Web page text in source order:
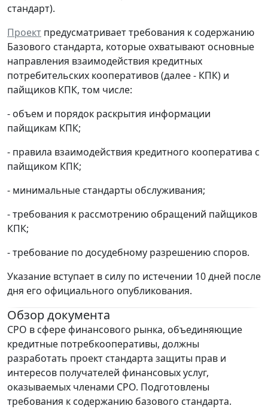
стандарт).
Проект предусматривает требования к содержанию
Базового стандарта, которые охватывают основные
направления взаимодействия кредитных
потребительских кооперативов (далее - КПК) и
пайщиков КПК, том числе:
- объем и порядок раскрытия информации
пайщикам КПК;
- правила взаимодействия кредитного кооператива с
пайщиком КПК;
- минимальные стандарты обслуживания;
- требования к рассмотрению обращений пайщиков
КПК;
- требование по досудебному разрешению споров.
Указание вступает в силу по истечении 10 дней после
дня его официального опубликования.
Обзор документа
СРО в сфере финансового рынка, объединяющие
кредитные потребкооперативы, должны
разработать проект стандарта защиты прав и
интересов получателей финансовых услуг,
оказываемых членами СРО. Подготовлены
требования к содержанию базового стандарта.